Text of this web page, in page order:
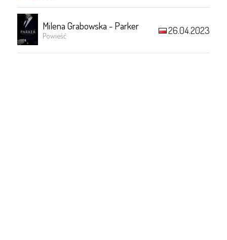
Milena Grabowska - Parker
Powieść 26.04.2023